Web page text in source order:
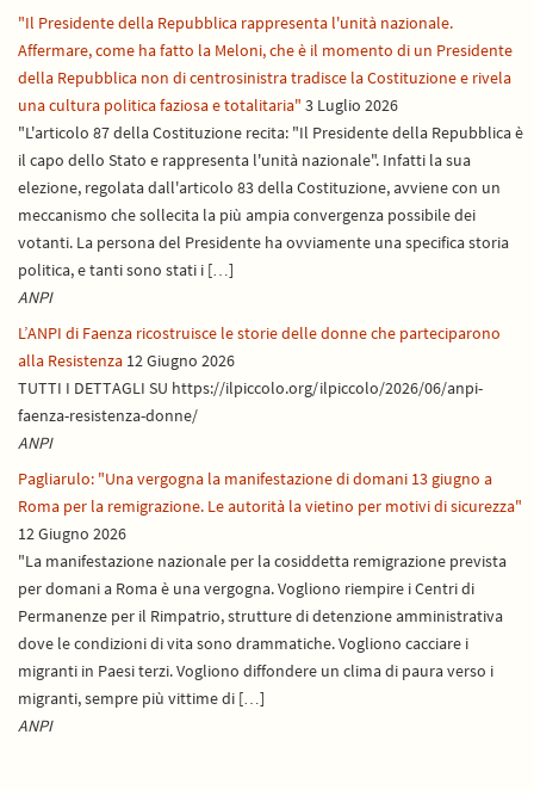
"Il Presidente della Repubblica rappresenta l'unità nazionale.
Affermare, come ha fatto la Meloni, che è il momento di un Presidente
della Repubblica non di centrosinistra tradisce la Costituzione e rivela
una cultura politica faziosa e totalitaria" 3 Luglio 2026
"L'articolo 87 della Costituzione recita: "Il Presidente della Repubblica è
il capo dello Stato e rappresenta l'unità nazionale". Infatti la sua
elezione, regolata dall'articolo 83 della Costituzione, avviene con un
meccanismo che sollecita la più ampia convergenza possibile dei
votanti. La persona del Presidente ha ovviamente una specifica storia
politica, e tanti sono stati i […]
ANPI
L’ANPI di Faenza ricostruisce le storie delle donne che parteciparono
alla Resistenza 12 Giugno 2026
TUTTI I DETTAGLI SU https://ilpiccolo.org/ilpiccolo/2026/06/anpi-
faenza-resistenza-donne/
ANPI
Pagliarulo: "Una vergogna la manifestazione di domani 13 giugno a
Roma per la remigrazione. Le autorità la vietino per motivi di sicurezza"
12 Giugno 2026
"La manifestazione nazionale per la cosiddetta remigrazione prevista
per domani a Roma è una vergogna. Vogliono riempire i Centri di
Permanenze per il Rimpatrio, strutture di detenzione amministrativa
dove le condizioni di vita sono drammatiche. Vogliono cacciare i
migranti in Paesi terzi. Vogliono diffondere un clima di paura verso i
migranti, sempre più vittime di […]
ANPI